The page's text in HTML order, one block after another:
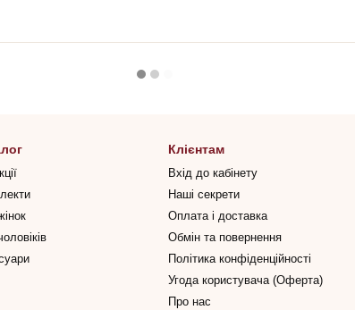
Клієнтам
Вхід до кабінету
Наші секрети
Оплата і доставка
Обмін та повернення
Політика конфіденційності
Угода користувача (Оферта)
Про нас